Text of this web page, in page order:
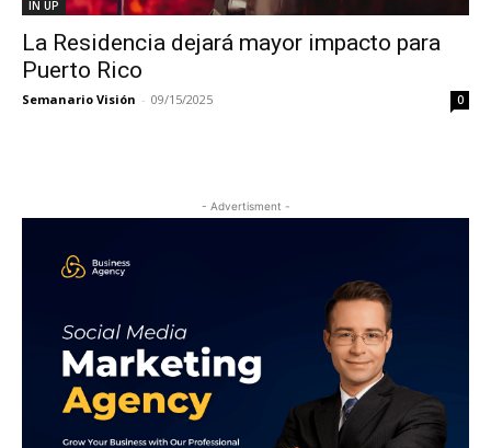
IN UP
La Residencia dejará mayor impacto para
Puerto Rico
Semanario Visión - 09/15/2025 0
- Advertisment -